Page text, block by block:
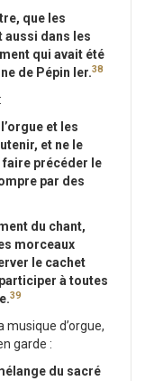
que les
aussi dans les
qui avait été
de Pépin Ier.38
et les
et ne le
faire précéder le
par des
du chant,
morceaux
le cachet
à toutes
39
d’orgue,
garde :
du sacré